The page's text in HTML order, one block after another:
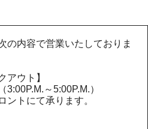
の内容で営業いたしておりま
アウト】
～5:00P.M.）
ントにて承ります。